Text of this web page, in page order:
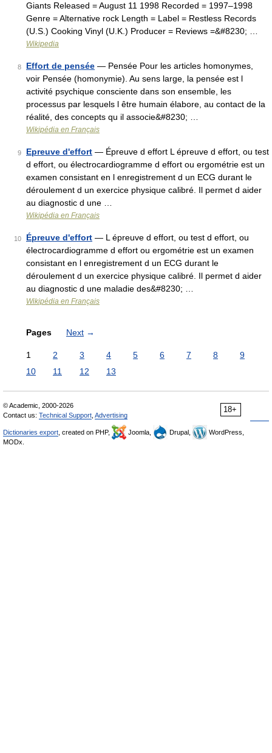
Giants Released = August 11 1998 Recorded = 1997–1998
Genre = Alternative rock Length = Label = Restless Records
(U.S.) Cooking Vinyl (U.K.) Producer = Reviews =&#8230; …
Wikipedia
8 Effort de pensée — Pensée Pour les articles homonymes,
voir Pensée (homonymie). Au sens large, la pensée est l
activité psychique consciente dans son ensemble, les
processus par lesquels l être humain élabore, au contact de la
réalité, des concepts qu il associe&#8230; …
Wikipédia en Français
9 Epreuve d'effort — Épreuve d effort L épreuve d effort, ou test
d effort, ou électrocardiogramme d effort ou ergométrie est un
examen consistant en l enregistrement d un ECG durant le
déroulement d un exercice physique calibré. Il permet d aider
au diagnostic d une …
Wikipédia en Français
10 Épreuve d'effort — L épreuve d effort, ou test d effort, ou
électrocardiogramme d effort ou ergométrie est un examen
consistant en l enregistrement d un ECG durant le
déroulement d un exercice physique calibré. Il permet d aider
au diagnostic d une maladie des&#8230; …
Wikipédia en Français
Pages Next →
1 2 3 4 5 6 7 8
9
10
11 12 13
18+
© Academic, 2000-2026
Contact us: Technical Support Advertising
Dictionaries export , created on PHP, Joomla, Drupal,
WordPress,
MODx.